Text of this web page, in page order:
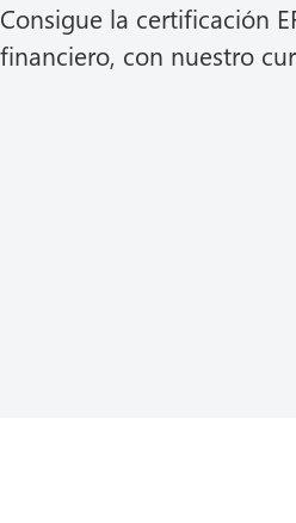
Consigue la certificación
financiero, con nuestro